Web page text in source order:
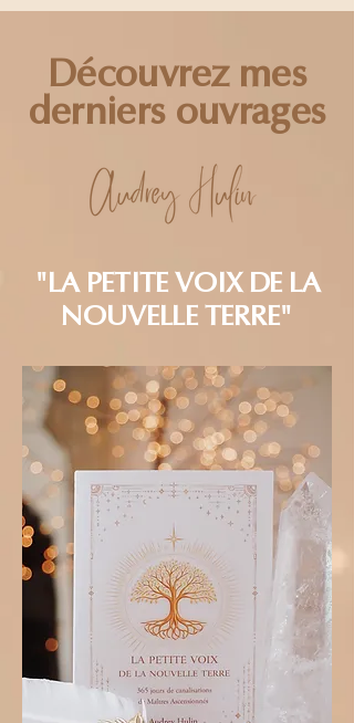
Découvrez mes
derniers ouvrages
"LA PETITE VOIX DE LA
NOUVELLE TERRE"